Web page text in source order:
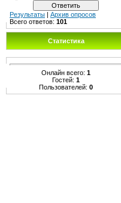
Результаты
Архив опросов
Всего ответов: 101
Статистика
Онлайн всего: 1
Гостей: 1
Пользователей: 0